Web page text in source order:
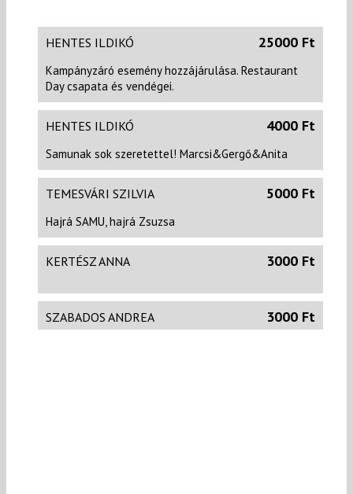
HENTES ILDIKÓ 25000 Ft
Kampányzáró esemény hozzájárulása. Restaurant
Day csapata és vendégei.
HENTES ILDIKÓ 4000 Ft
Samunak sok szeretettel! Marcsi&Gergő&Anita
TEMESVÁRI SZILVIA 5000 Ft
Hajrá SAMU, hajrá Zsuzsa
KERTÉSZ ANNA 3000 Ft
SZABADOS ANDREA 3000 Ft